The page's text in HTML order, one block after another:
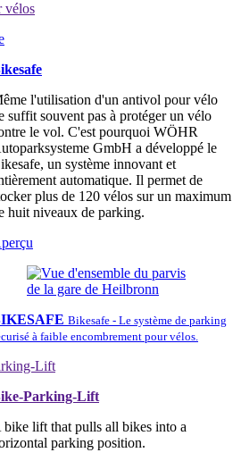
vélos
l'utilisation d'un antivol pour vélo
suffit souvent pas à protéger un vélo
le vol. C'est pourquoi WÖHR
GmbH a développé le
un système innovant et
automatique. Il permet de
plus de 120 vélos sur un maximum
huit niveaux de parking.
Bikesafe - Le système de parking
à faible encombrement pour vélos.
Lift
Parking-Lift
bike lift that pulls all bikes into a
parking position.